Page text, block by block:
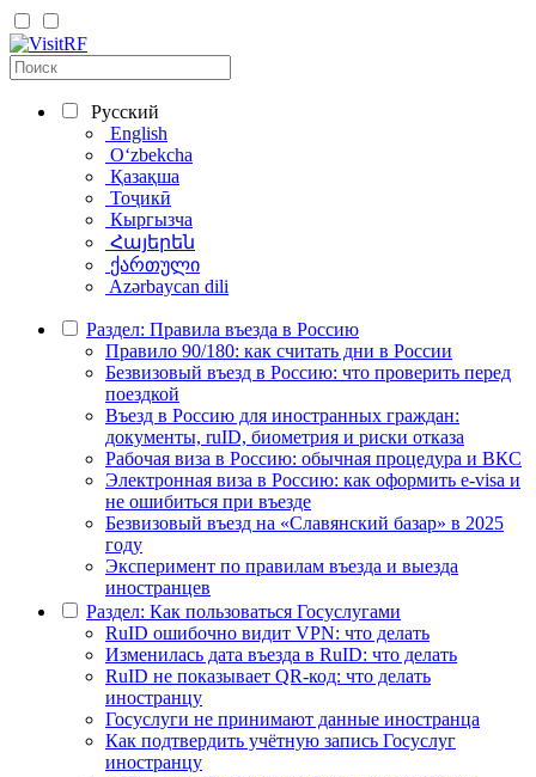
Русский
English
Oʻzbekcha
Қазақша
Тоҷикӣ
Кыргызча
Հայերեն
ქართული
Azərbaycan dili
Раздел: Правила въезда в Россию
Правило 90/180: как считать дни в России
Безвизовый въезд в Россию: что проверить перед
поездкой
Въезд в Россию для иностранных граждан:
документы, ruID, биометрия и риски отказа
Рабочая виза в Россию: обычная процедура и ВКС
Электронная виза в Россию: как оформить e-visa и
не ошибиться при въезде
Безвизовый въезд на «Славянский базар» в 2025
году
Эксперимент по правилам въезда и выезда
иностранцев
Раздел: Как пользоваться Госуслугами
RuID ошибочно видит VPN: что делать
Изменилась дата въезда в RuID: что делать
RuID не показывает QR-код: что делать
иностранцу
Госуслуги не принимают данные иностранца
Как подтвердить учётную запись Госуслуг
иностранцу